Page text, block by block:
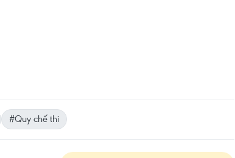
#Quy chế thi